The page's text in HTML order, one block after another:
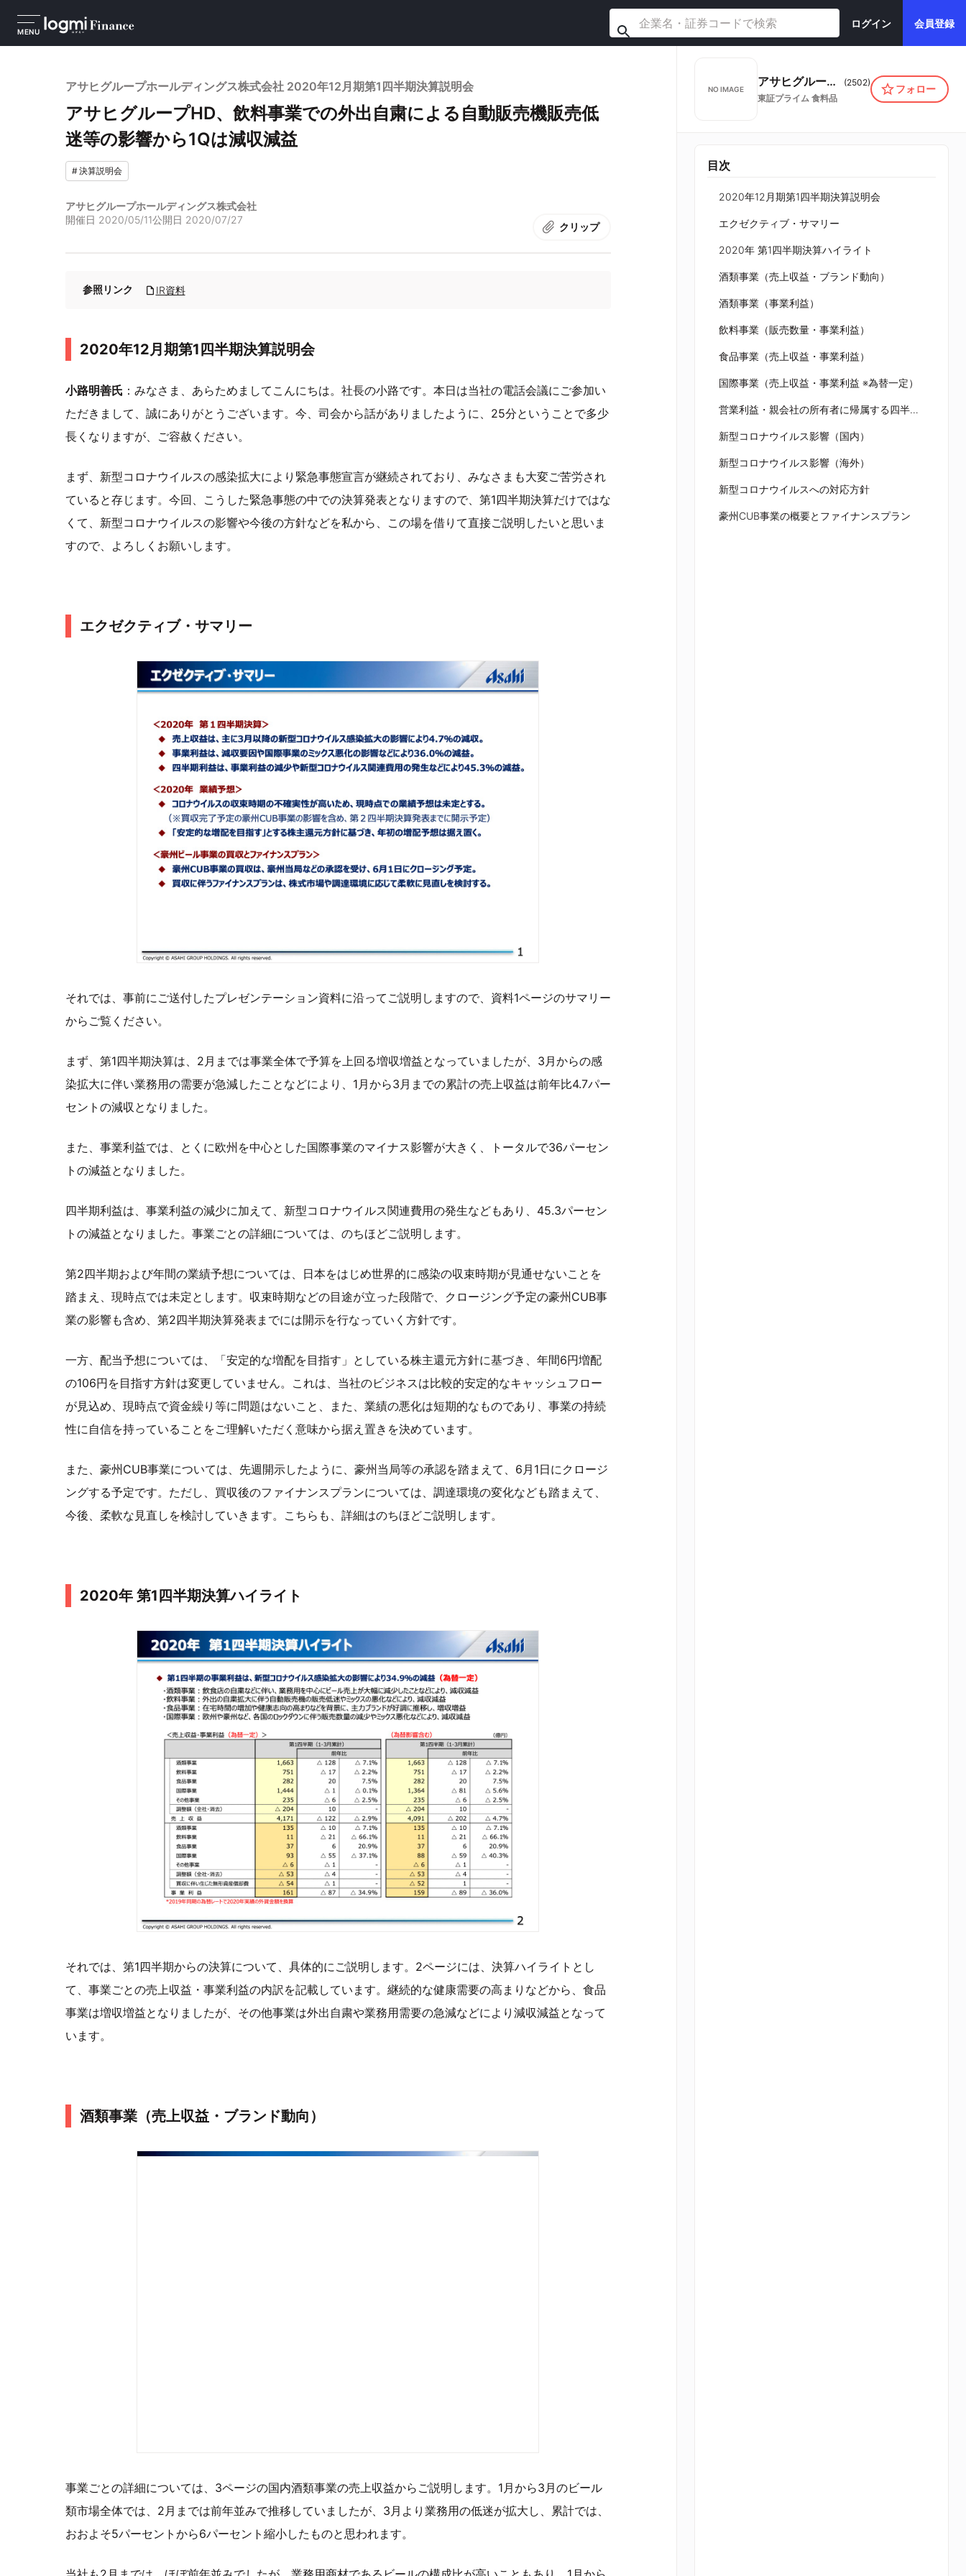
MENU
ログイン 会員登録
アサヒグループホールディングス株式会社 2020年12月期第1四半期決算説明会
アサヒグループHD、飲料事業での外出自粛による自動販売機販売低
迷等の影響から1Qは減収減益
#決算説明会
アサヒグループホールディングス株式会社
開催日 2020/05/11公開日 2020/07/27
クリップ
参照リンク IR資料
2020年12月期第1四半期決算説明会
小路明善氏 ：みなさま、あらためましてこんにちは。社長の小路です。本日は当社の電話会議にご参加い
ただきまして、誠にありがとうございます。今、司会から話がありましたように、25分ということで多少
長くなりますが、ご容赦ください。
まず、新型コロナウイルスの感染拡大により緊急事態宣言が継続されており、みなさまも大変ご苦労され
ていると存じます。今回、こうした緊急事態の中での決算発表となりますので、第1四半期決算だけではな
くて、新型コロナウイルスの影響や今後の方針などを私から、この場を借りて直接ご説明したいと思いま
すので、よろしくお願いします。
エクゼクティブ・サマリー
それでは、事前にご送付したプレゼンテーション資料に沿ってご説明しますので、資料1ページのサマリー
からご覧ください。
まず、第1四半期決算は、2月までは事業全体で予算を上回る増収増益となっていましたが、3月からの感
染拡大に伴い業務用の需要が急減したことなどにより、1月から3月までの累計の売上収益は前年比4.7パー
セントの減収となりました。
また、事業利益では、とくに欧州を中心とした国際事業のマイナス影響が大きく、トータルで36パーセン
トの減益となりました。
四半期利益は、事業利益の減少に加えて、新型コロナウイルス関連費用の発生などもあり、45.3パーセン
トの減益となりました。事業ごとの詳細については、のちほどご説明します。
第2四半期および年間の業績予想については、日本をはじめ世界的に感染の収束時期が見通せないことを
踏まえ、現時点では未定とします。収束時期などの目途が立った段階で、クロージング予定の豪州CUB事
業の影響も含め、第2四半期決算発表までには開示を行なっていく方針です。
一方、配当予想については、「安定的な増配を目指す」としている株主還元方針に基づき、年間6円増配
の106円を目指す方針は変更していません。これは、当社のビジネスは比較的安定的なキャッシュフロー
が見込め、現時点で資金繰り等に問題はないこと、また、業績の悪化は短期的なものであり、事業の持続
性に自信を持っていることをご理解いただく意味から据え置きを決めています。
また、豪州CUB事業については、先週開示したように、豪州当局等の承認を踏まえて、6月1日にクロージ
ングする予定です。ただし、買収後のファイナンスプランについては、調達環境の変化なども踏まえて、
今後、柔軟な見直しを検討していきます。こちらも、詳細はのちほどご説明します。
2020年 第1四半期決算ハイライト
それでは、第1四半期からの決算について、具体的にご説明します。2ページには、決算ハイライトとし
て、事業ごとの売上収益・事業利益の内訳を記載しています。継続的な健康需要の高まりなどから、食品
事業は増収増益となりましたが、その他事業は外出自粛や業務用需要の急減などにより減収減益となって
います。
酒類事業（売上収益・ブランド動向）
事業ごとの詳細については、3ページの国内酒類事業の売上収益からご説明します。1月から3月のビール
類市場全体では、2月までは前年並みで推移していましたが、3月より業務用の低迷が拡大し、累計では、
おおよそ5パーセントから6パーセント縮小したものと思われます。
NO IMAGE
アサヒグループホールディングス株式会社 (2502)
東証プライム 食料品
フォロー
目次
2020年12月期第1四半期決算説明会
エクゼクティブ・サマリー
2020年 第1四半期決算ハイライト
酒類事業（売上収益・ブランド動向）
酒類事業（事業利益）
飲料事業（販売数量・事業利益）
食品事業（売上収益・事業利益）
国際事業（売上収益・事業利益 ※為替一定）
営業利益・親会社の所有者に帰属する四半期利益
新型コロナウイルス影響（国内）
新型コロナウイルス影響（海外）
新型コロナウイルスへの対応方針
豪州CUB事業の概要とファイナンスプラン